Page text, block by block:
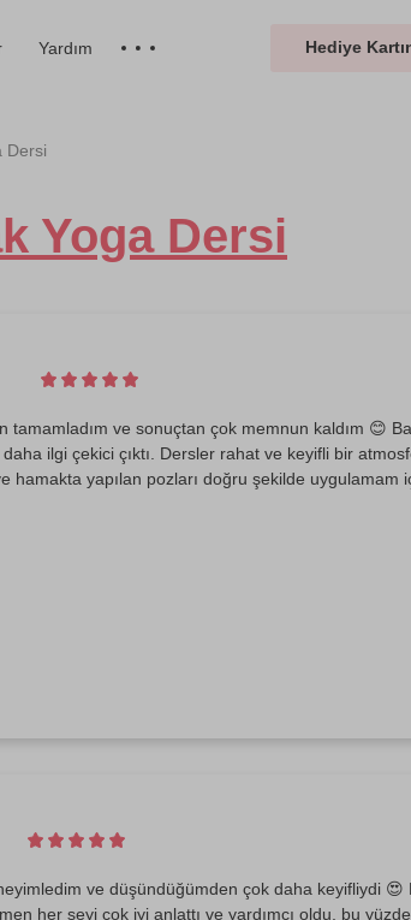
Yardım Hediye
Dersi
Yoga Dersi
tamamladım ve sonuçtan çok memnun kaldım 😊
ilgi çekici çıktı. Dersler rahat ve keyifli bir
hamakta yapılan pozları doğru şekilde uygulamam
ve düşündüğümden çok daha keyifliydi
her şeyi çok iyi anlattı ve yardımcı oldu, bu